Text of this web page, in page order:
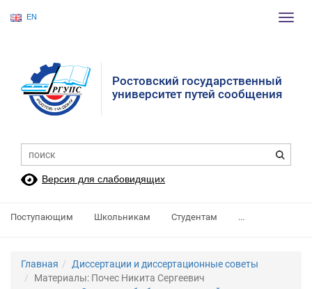
EN
Ростовский государственный
университет путей сообщения
Версия для слабовидящих
Поступающим Школьникам Студентам ...
Главная
Диссертации и диссертационные советы
Материалы: Почес Никита Сергеевич